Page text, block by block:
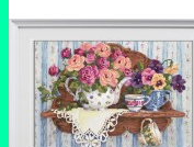
В ЗАКЛАДКИ
В СРАВНЕНИЕ
220.00грн.